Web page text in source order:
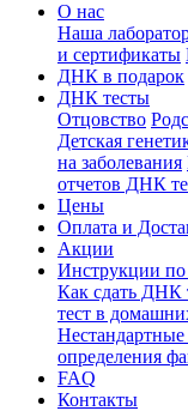
О нас
Наша
и сертификаты
ДНК в подарок
ДНК тесты
Отцовство
Детская
на заболевания
отчетов ДНК
Цены
Оплата и
Акции
Инструкции
Как сдать ДНК
тест в
определения
FAQ
Контакты